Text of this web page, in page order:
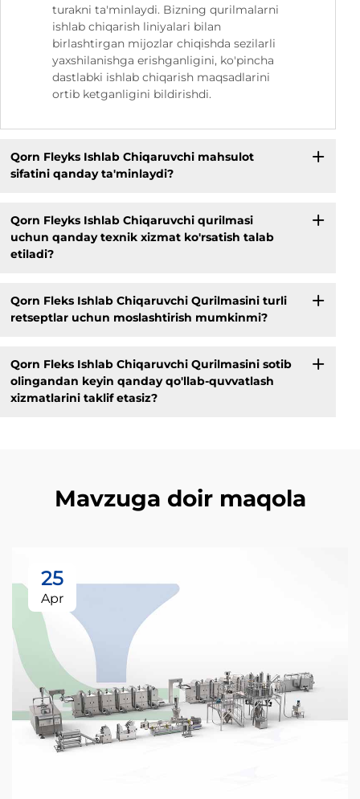
turakni ta'minlaydi. Bizning qurilmalarni
ishlab chiqarish liniyalari bilan
birlashtirgan mijozlar chiqishda sezilarli
yaxshilanishga erishganligini, ko'pincha
dastlabki ishlab chiqarish maqsadlarini
ortib ketganligini bildirishdi.
Qorn Fleyks Ishlab Chiqaruvchi mahsulot
sifatini qanday ta'minlaydi?
Qorn Fleyks Ishlab Chiqaruvchi qurilmasi
uchun qanday texnik xizmat ko'rsatish talab
etiladi?
Qorn Fleks Ishlab Chiqaruvchi Qurilmasini turli
retseptlar uchun moslashtirish mumkinmi?
Qorn Fleks Ishlab Chiqaruvchi Qurilmasini sotib
olingandan keyin qanday qo'llab-quvvatlash
xizmatlarini taklif etasiz?
Mavzuga doir maqola
25
Apr